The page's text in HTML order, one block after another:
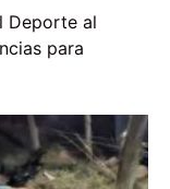
Deporte al
para